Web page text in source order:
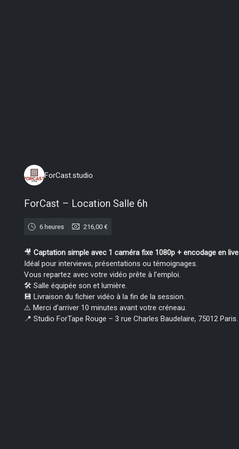
ForCast.studio
ForCast – Location Salle 6h
6 heures 216,00 €
🎥 Captation simple avec 1 caméra fixe 1080p + encodage en live
Idéal pour interviews, présentations ou témoignages.
Vous repartez avec votre vidéo prête à l’emploi.
🛠️ Salle équipée son et lumière.
💾 Livraison du fichier vidéo à la fin de la session.
⚠️ Merci d’arriver 10 minutes avant votre créneau.
📍 Studio ForTape Rouge – 3 rue Charles Baudelaire, 75012 Paris.